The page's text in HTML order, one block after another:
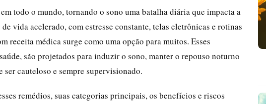
todo o mundo, tornando o sono uma batalha diária que impacta a
vida acelerado, com estresse constante, telas eletrônicas e rotinas
receita médica surge como uma opção para muitos. Esses
são projetados para induzir o sono, manter o repouso noturno
cauteloso e sempre supervisionado.
remédios, suas categorias principais, os benefícios e riscos